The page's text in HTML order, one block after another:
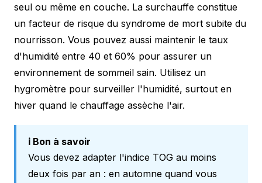
seul ou même en couche. La surchauffe constitue
un facteur de risque du syndrome de mort subite du
nourrisson. Vous pouvez aussi maintenir le taux
d'humidité entre 40 et 60% pour assurer un
environnement de sommeil sain. Utilisez un
hygromètre pour surveiller l'humidité, surtout en
hiver quand le chauffage assèche l'air.
ℹ️ Bon à savoir
Vous devez adapter l'indice TOG au moins
deux fois par an : en automne quand vous